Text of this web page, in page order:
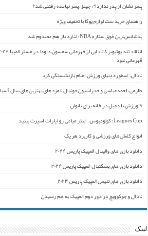
پسر نشان از پدر ندارد؟/ جیمز ِ پسر نیامده رفتنی شد؟
راهنمای خرید ست لوازم یوگا با تخفیف ویژه
بدشانس‌ترین فوق ستاره NBA/ لنارد باز هم مصدوم شد
قهرمانی نبود
نادال، اسطوره دنیای ورزش اعلام بازنشستگی کرد
طارمی، احمدعباسی و فدراسیون فوتبال نامزدهای بهترین‌های سال آسیا
۹ ورزش با دمبل در خانه برای بانوان
Leagues Cup: کولومبوس – اینتر میامی رو اپارات اسپرت ببنید
انواع کفش‌های ورزشی و کاربرد هر یک
دانلود بازی های والیبال المپیک پاریس ۲۰۲۴
دانلود بازی های بسکتبال المپیک پاریس ۲۰۲۴
دانلود بازی های تنیس المپیک پاریس ۲۰۲۴
نادال و جوکوویچ در دور دوم المپیک به هم رسیدن
لینک